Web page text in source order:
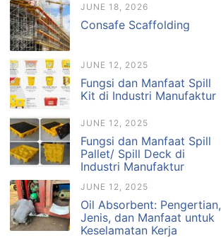
JUNE 18, 2026
Consafe Scaffolding
JUNE 12, 2025
Fungsi dan Manfaat Spill
Kit di Industri Manufaktur
JUNE 12, 2025
Fungsi dan Manfaat Spill
Pallet/ Spill Deck di
Industri Manufaktur
JUNE 12, 2025
Oil Absorbent: Pengertian,
Jenis, dan Manfaat untuk
Keselamatan Kerja